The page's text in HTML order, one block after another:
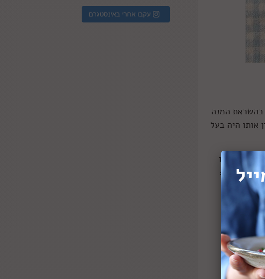
עקבו אחרי באינסטגרם
בהשראת המנה
הקודמת. מי שהכין אותו היה בעל
ושאלו
במטבח: